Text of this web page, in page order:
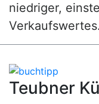
niedriger,
Verkaufswertes.
Teubner